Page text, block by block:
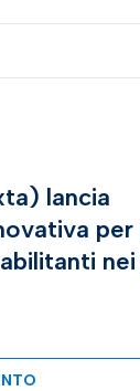
lancia
per
nei